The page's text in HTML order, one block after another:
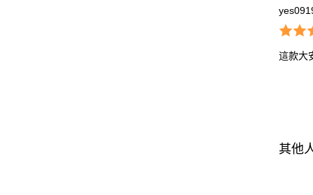
這款大
其他